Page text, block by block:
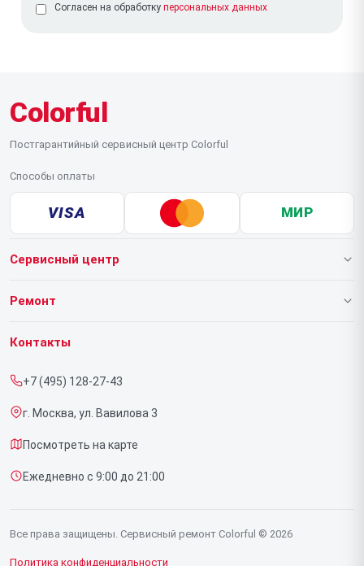
Согласен на обработку персональных данных
Colorful
Постгарантийный сервисный центр Colorful
Способы оплаты
VISA МИР
Сервисный центр
О нашем сервисе
Срочный ремонт
Доставка и способы оплаты
Диагностика
Контакты
Ремонт
Ноутбуков
Контакты
+7 (495) 128-27-43
г. Москва, ул. Вавилова 3
Посмотреть на карте
Ежедневно с 9:00 до 21:00
Все права защищены. Сервисный ремонт Colorful © 2026
Политика конфиденциальности